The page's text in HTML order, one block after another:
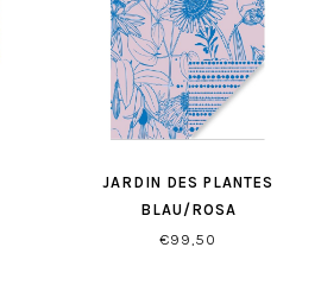
JARDIN DES PLANTES
BLAU/ROSA
GESCHENKPAPIER
€99,50